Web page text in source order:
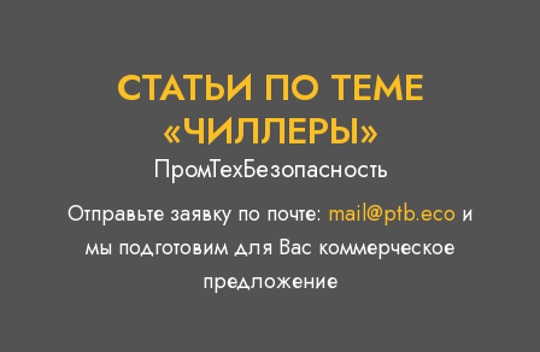
СТАТЬИ ПО ТЕМЕ
«ЧИЛЛЕРЫ»
ПромТехБезопасность
Отправьте заявку по почте: mail@ptb.eco и
мы подготовим для Вас коммерческое
предложение